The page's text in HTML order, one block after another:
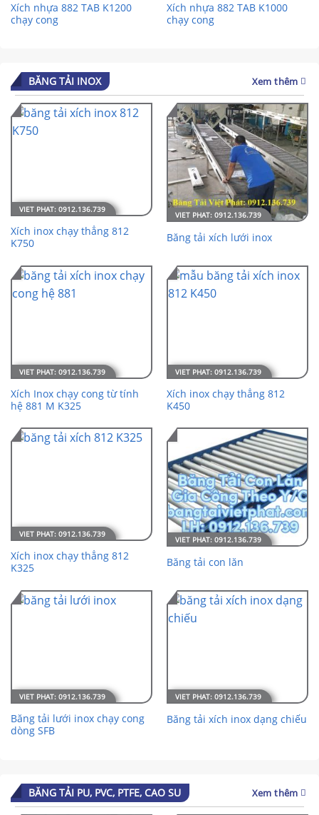
Xích nhựa 882 TAB K1200
chạy cong
Xích nhựa 882 TAB K1000
chạy cong
BĂNG TẢI INOX Xem thêm
Xích inox chạy thẳng 812
K750
Băng tải xích lưới inox
Xích Inox chạy cong từ tính
hệ 881 M K325
Xích inox chạy thẳng 812
K450
Xích inox chạy thẳng 812
K325
Băng tải con lăn
Băng tải lưới inox chạy cong
dòng SFB
Băng tải xích inox dạng chiếu
BĂNG TẢI PU, PVC, PTFE, CAO SU Xem thêm